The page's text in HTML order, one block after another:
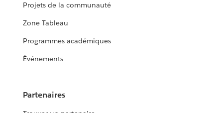
Projets de la communauté
Zone Tableau
Programmes académiques
Événements
Partenaires